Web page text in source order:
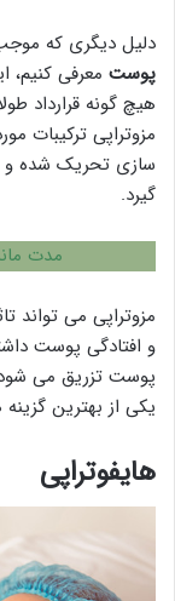
دلیل دیگری که
پوست معرفی
هیچ گونه قرارداد
مزوتراپی ترکیبات
سازی تحریک شده و
گیرد.
مدت
مزوتراپی می تواند
و افتادگی پوست
پوست تزریق می شود
یکی از بهترین
هایفوتراپی